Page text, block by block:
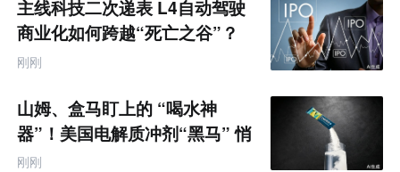
主线科技二次递表 L4自动驾驶
商业化如何跨越“死亡之谷”？
刚刚
山姆、盒马盯上的 “喝水神
器”！美国电解质冲剂“黑马” 悄
悄卖了68亿
刚刚